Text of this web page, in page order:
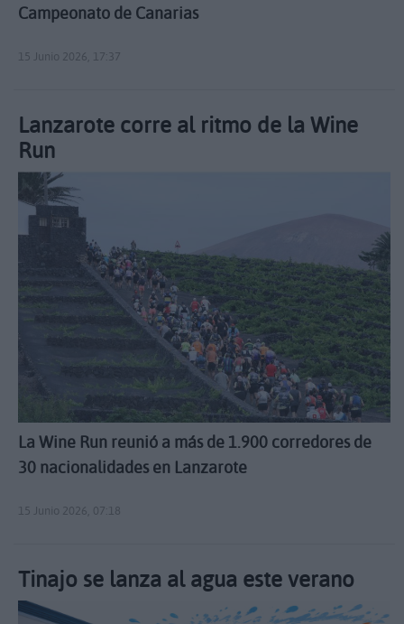
Campeonato de Canarias
15 Junio 2026, 17:37
Lanzarote corre al ritmo de la Wine
Run
La Wine Run reunió a más de 1.900 corredores de
30 nacionalidades en Lanzarote
15 Junio 2026, 07:18
Tinajo se lanza al agua este verano